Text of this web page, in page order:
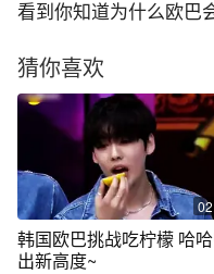
看到你知道为什么欧巴
猜你喜欢
韩国欧巴挑战吃柠檬 哈
出新高度~